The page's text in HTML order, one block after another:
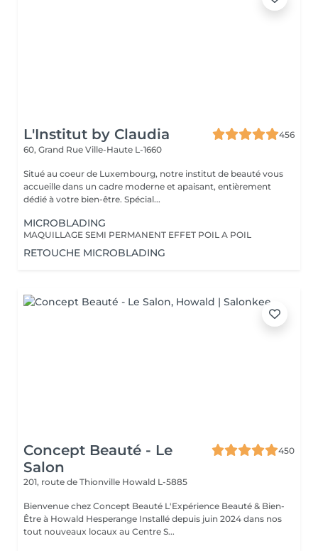
L'Institut by Claudia
456
60, Grand Rue Ville-Haute L-1660
Situé au coeur de Luxembourg, notre institut de beauté vous
accueille dans un cadre moderne et apaisant, entièrement
dédié à votre bien-être. Spécial...
MICROBLADING
MAQUILLAGE SEMI PERMANENT EFFET POIL A POIL
RETOUCHE MICROBLADING
Concept Beauté - Le
Salon
450
201, route de Thionville Howald L-5885
Bienvenue chez Concept Beauté L'Expérience Beauté & Bien-
Être à Howald Hesperange Installé depuis juin 2024 dans nos
tout nouveaux locaux au Centre S...